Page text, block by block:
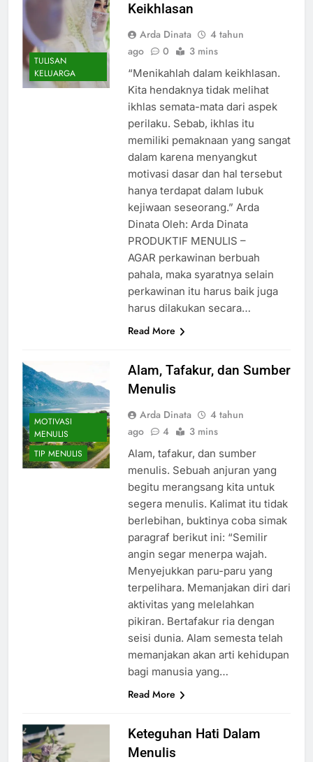
TULISAN
KELUARGA
Keikhlasan
Arda Dinata
4 tahun
ago
0 3 mins
“Menikahlah dalam keikhlasan.
Kita hendaknya tidak melihat
ikhlas semata-mata dari aspek
perilaku. Sebab, ikhlas itu
memiliki pemaknaan yang sangat
dalam karena menyangkut
motivasi dasar dan hal tersebut
hanya terdapat dalam lubuk
kejiwaan seseorang.” Arda
Dinata Oleh: Arda Dinata
PRODUKTIF MENULIS –
AGAR perkawinan berbuah
pahala, maka syaratnya selain
perkawinan itu harus baik juga
harus dilakukan secara…
Read More
MOTIVASI
MENULIS
TIP MENULIS
Alam, Tafakur, dan Sumber
Menulis
Arda Dinata
4 tahun
ago
4 3 mins
Alam, tafakur, dan sumber
menulis. Sebuah anjuran yang
begitu merangsang kita untuk
segera menulis. Kalimat itu tidak
berlebihan, buktinya coba simak
paragraf berikut ini: “Semilir
angin segar menerpa wajah.
Menyejukkan paru-paru yang
terpelihara. Memanjakan diri dari
aktivitas yang melelahkan
pikiran. Bertafakur ria dengan
seisi dunia. Alam semesta telah
memanjakan akan arti kehidupan
bagi manusia yang…
Read More
Keteguhan Hati Dalam
Menulis